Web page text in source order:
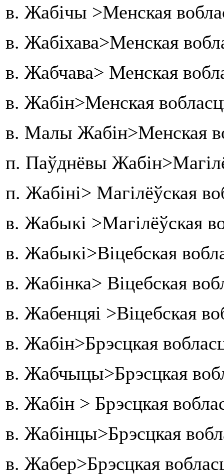
в. Жабічы >Менская
в. Жабіхава>Менская
в. Жабчава> Менская
в. Жабін>Менская
в. Малы Жабін>Менская
п. Паўднёвы
п. Жабіні> Магілёўская
в. Жабыкі >Магілёўская
в. Жабыкі>Віцебская
в. Жабінка> Віцебская
в. Жабенцяі >Віцебская
в. Жабін>Брэсцкая
в. Жабчыцы>Брэсцкая
в. Жабін > Брэсцкая
в. Жабінцы>Брэсцкая
в. Жабер>Брэсцкая